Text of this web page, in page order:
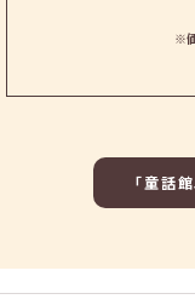
※
「童話